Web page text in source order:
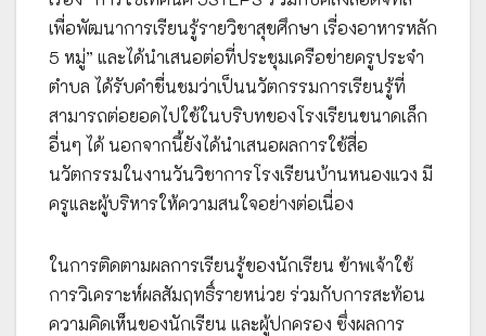
เพื่อพัฒนาการเรียนรู้รายวิชาสุขศึกษา เรื่องอาหารหลัก
5 หมู่” และได้นำเสนอต่อที่ประชุมเครือข่ายครูประจำ
ตำบล ได้รับคำชื่นชมว่าเป็นนวัตกรรมการเรียนรู้ที่
สามารถต่อยอดไปใช้ในบริบทของโรงเรียนขนาดเล็ก
อื่นๆ ได้ นอกจากนี้ยังได้นำเสนอผลการใช้สื่อ
นวัตกรรมในงานวันวิชาการโรงเรียนบ้านหนองแวง มี
ครูและผู้บริหารให้ความสนใจอย่างต่อเนื่อง
ในการติดตามผลการเรียนรู้ของนักเรียน ข้าพเจ้าใช้
การวิเคราะห์ผลสัมฤทธิ์รายหน่วย ร่วมกับการสะท้อน
ความคิดเห็นของนักเรียน และผู้ปกครอง ซึ่งผลการ